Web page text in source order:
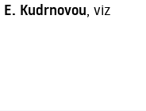
E. Kudrnovou, viz